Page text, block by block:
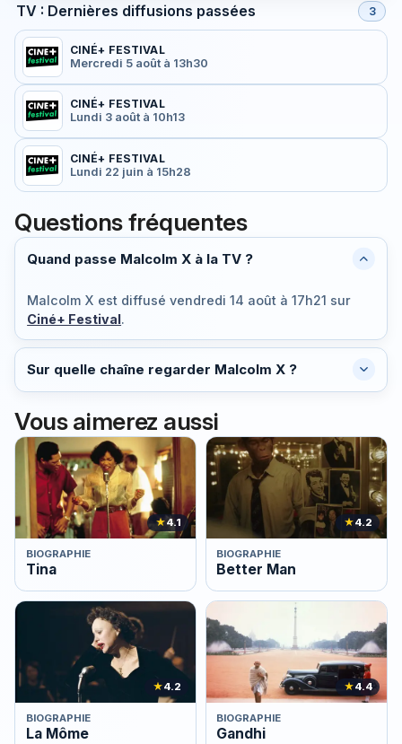
TV : Dernières diffusions passées 3
CINÉ+ FESTIVAL
Mercredi 5 août à 13h30
CINÉ+ FESTIVAL
Lundi 3 août à 10h13
CINÉ+ FESTIVAL
Lundi 22 juin à 15h28
Questions fréquentes
Quand passe Malcolm X à la TV ?
Malcolm X est diffusévendredi 14 août à 17h21 sur
Ciné+ Festival.
Sur quelle chaîne regarder Malcolm X ?
Vous aimerez aussi
★4.1
BIOGRAPHIE
Tina
★4.2
BIOGRAPHIE
Better Man
★4.2
BIOGRAPHIE
La Môme
★4.4
BIOGRAPHIE
Gandhi